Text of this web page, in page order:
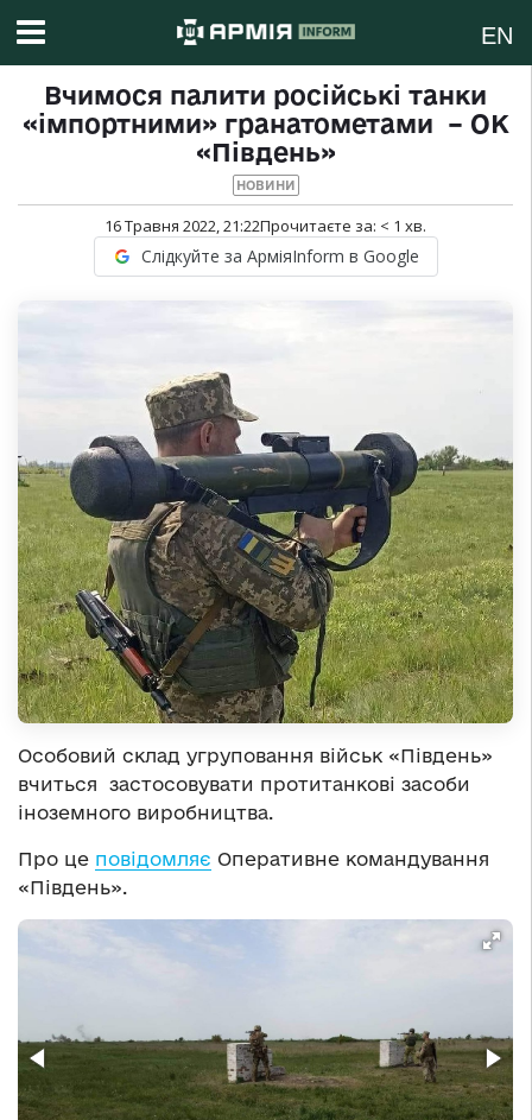
EN
Вчимося палити російські танки
«імпортними» гранатометами – ОК
«Південь»
НОВИНИ
16 Травня 2022, 21:22Прочитаєте за: < 1 хв.
Слідкуйте за АрміяInform в Google
Особовий склад угруповання військ «Південь»
вчиться застосовувати протитанкові засоби
іноземного виробництва.
Про це повідомляє Оперативне командування
«Південь».